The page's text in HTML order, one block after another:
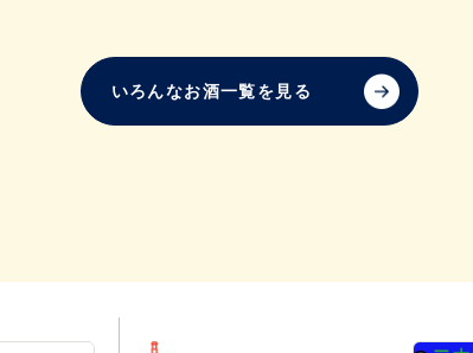
いろんなお酒一覧を見る